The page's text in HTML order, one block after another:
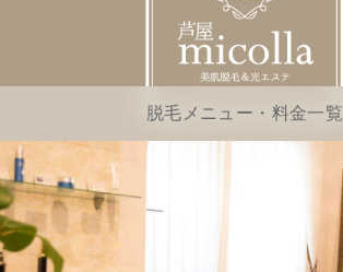
脱毛メニュー・料金一覧